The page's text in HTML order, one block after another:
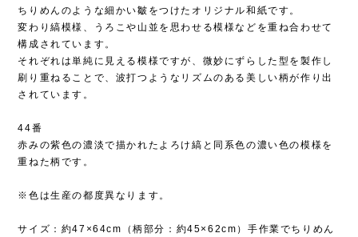
ちりめんのような細かい皺をつけたオリジナル和紙です。
変わり縞模様、うろこや山並を思わせる模様などを重ね合わせて
構成されています。
それぞれは単純に見える模様ですが、微妙にずらした型を製作し
刷り重ねることで、波打つようなリズムのある美しい柄が作り出
されています。
44番
赤みの紫色の濃淡で描かれたよろけ縞と同系色の濃い色の模様を
重ねた柄です。
※色は生産の都度異なります。
サイズ：約47×64cm（柄部分：約45×62cm）手作業でちりめん